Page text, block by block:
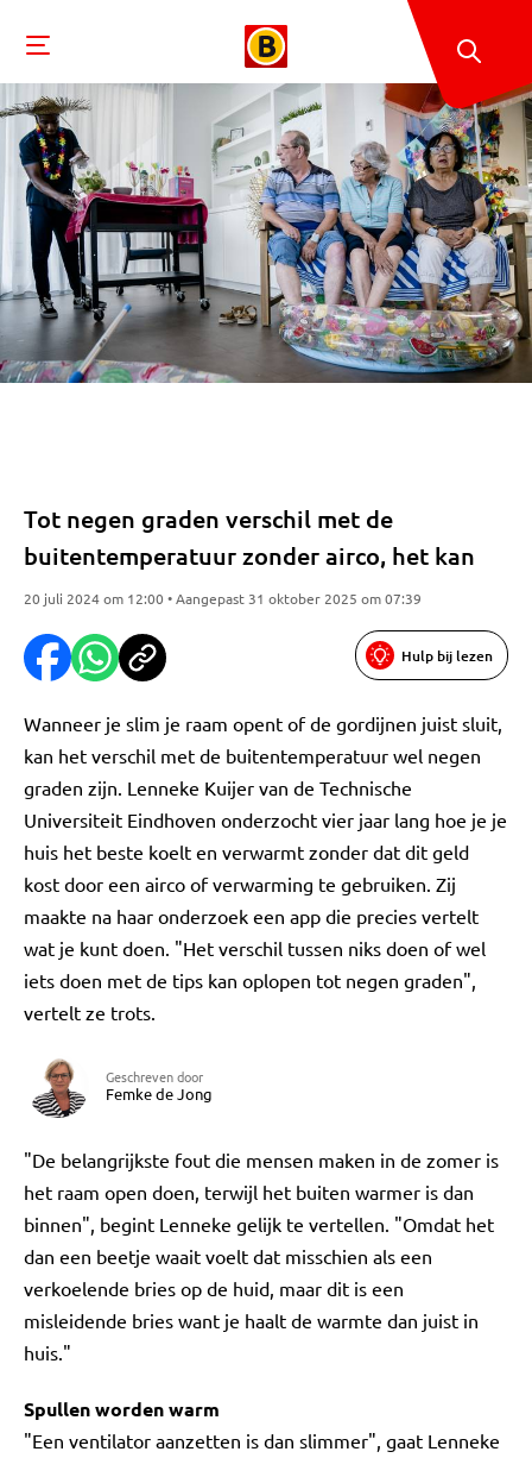
Tot negen graden verschil met de
buitentemperatuur zonder airco, het kan
20 juli 2024 om 12:00 • Aangepast 31 oktober 2025 om 07:39
Hulp bij lezen
Wanneer je slim je raam opent of de gordijnen juist sluit,
kan het verschil met de buitentemperatuur wel negen
graden zijn. Lenneke Kuijer van de Technische
Universiteit Eindhoven onderzocht vier jaar lang hoe je je
huis het beste koelt en verwarmt zonder dat dit geld
kost door een airco of verwarming te gebruiken. Zij
maakte na haar onderzoek een app die precies vertelt
wat je kunt doen. "Het verschil tussen niks doen of wel
iets doen met de tips kan oplopen tot negen graden",
vertelt ze trots.
Geschreven door
Femke de Jong
"De belangrijkste fout die mensen maken in de zomer is
het raam open doen, terwijl het buiten warmer is dan
binnen", begint Lenneke gelijk te vertellen. "Omdat het
dan een beetje waait voelt dat misschien als een
verkoelende bries op de huid, maar dit is een
misleidende bries want je haalt de warmte dan juist in
huis."
Spullen worden warm
"Een ventilator aanzetten is dan slimmer", gaat Lenneke